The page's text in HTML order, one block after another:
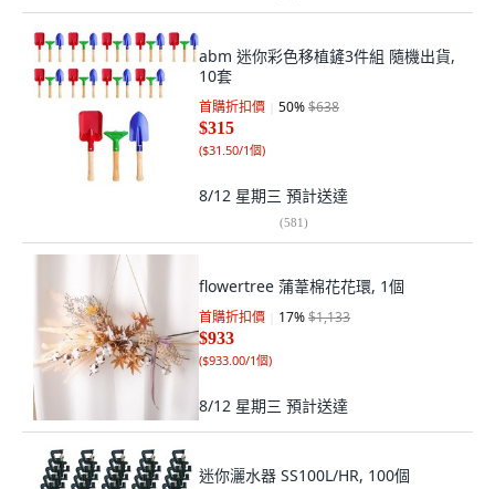
abm 迷你彩色移植鏟3件組 隨機出貨,
10套
首購折扣價 50%$638
$315
($31.50/1個)
8/12 星期三 預計送達
(581)
flowertree 蒲葦棉花花環, 1個
首購折扣價 17%$1,133
$933
($933.00/1個)
8/12 星期三 預計送達
迷你灑水器 SS100L/HR, 100個